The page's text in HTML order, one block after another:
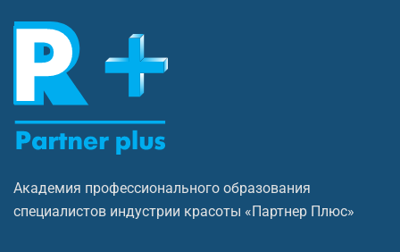
Академия профессионального образования
специалистов индустрии красоты «Партнер Плюс»